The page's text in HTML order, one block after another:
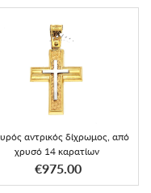
αντρικός δίχρωμος, από
χρυσό 14 καρατίων
€975.00